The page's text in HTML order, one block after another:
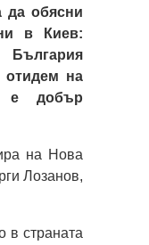
да обясни
в Киев:
България
на
е добър
на Нова
Лозанов,
в страната